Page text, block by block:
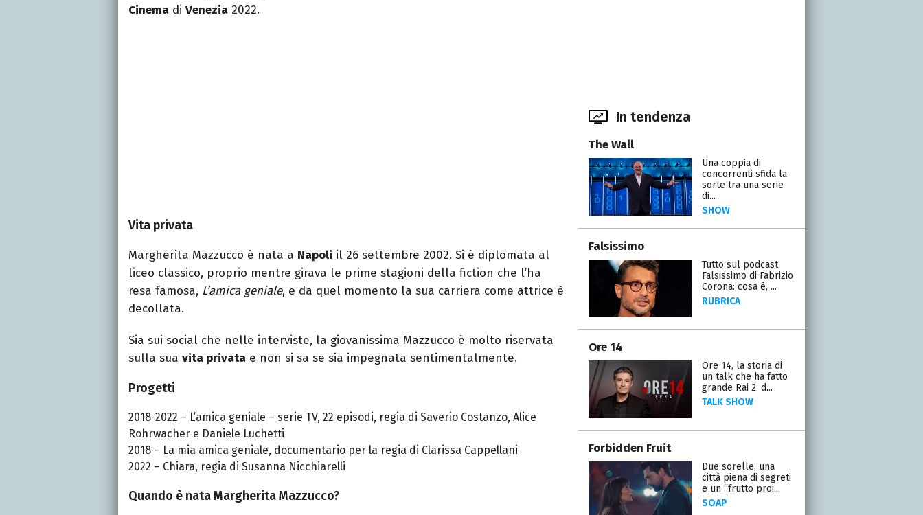
Cinema di Venezia 2022.
Vita privata
Margherita Mazzucco è nata a Napoli il 26 settembre 2002. Si è diplomata al
liceo classico, proprio mentre girava le prime stagioni della fiction che l’ha
resa famosa, L’amica geniale, e da quel momento la sua carriera come attrice è
decollata.
Sia sui social che nelle interviste, la giovanissima Mazzucco è molto riservata
sulla sua vita privata e non si sa se sia impegnata sentimentalmente.
Progetti
2018-2022 – L’amica geniale – serie TV, 22 episodi, regia di Saverio Costanzo, Alice
Rohrwacher e Daniele Luchetti
2018 – La mia amica geniale, documentario per la regia di Clarissa Cappellani
2022 – Chiara, regia di Susanna Nicchiarelli
Quando è nata Margherita Mazzucco?
In tendenza
The Wall
Una coppia di
concorrenti sfida la
sorte tra una serie
di...
SHOW
Falsissimo
Tutto sul podcast
Falsissimo di Fabrizio
Corona: cosa è, ...
RUBRICA
Ore 14
Ore 14, la storia di
un talk che ha fatto
grande Rai 2: d...
TALK SHOW
Forbidden Fruit
Due sorelle, una
città piena di segreti
e un “frutto proi...
SOAP